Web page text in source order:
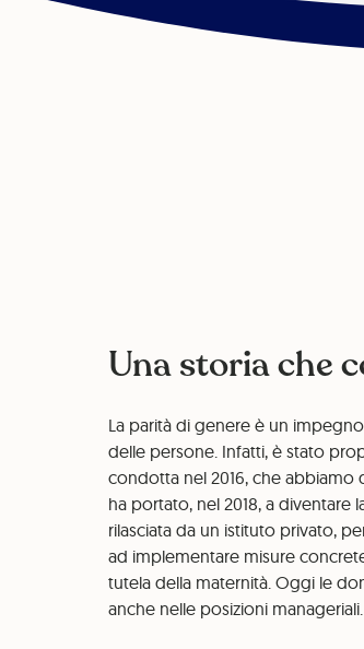
Una storia che
La parità di genere è un
delle persone. Infatti, è stato
condotta nel 2016, che abbiamo
ha portato, nel 2018, a diventare
rilasciata da un istituto privato,
ad implementare misure
tutela della maternità. Oggi le
anche nelle posizioni manageriali.